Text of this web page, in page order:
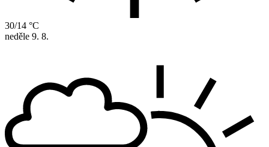
30/14 °C
neděle 9. 8.